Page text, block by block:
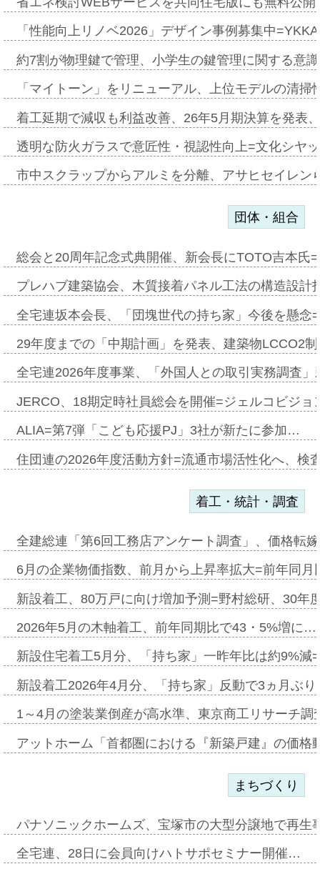
「性能向上リノベ2026」デザイン事例募集中
約7割が物理鍵で管理、小学生の鍵管理に関する意
「マイトーン」をリニューアル、上位モデルの清
着工延期で減収も利益改善、26年5月期決算を発表
透明な防火ガラスで意匠性・視認性向上=文化シヤ
市中スクラップからアルミを分離、アサヒセイレ
団体・組合
総会と20周年記念式典開催、新会長にTOTO吉本氏
プレハブ建築協会、木質接着パネル工法の構造設
全宅連坂本会長、「団塊世代の持ち家」今後を懸
29年度までの「中期計画」を発表、建築物LCCO2
全宅連2026年度事業、「外国人との取引実務調査
JERCO、18期定時社員総会を開催=ジェルコビジ
ALIA=第7弾「こども応援PJ」3社が新たに参加…
住団連の2026年度活動方針=流通市場活性化へ、検
着工・統計・調査
全建総連「第6回工務店アンケート調査」、価格転
6月の企業物価指数、前月から上昇率拡大=前年同
新設着工、80万戸に向け増加予測=野村総研、30年
2026年5月の木軸着工、前年同期比で43・5%増に…
新設住宅着工5月分、「持ち家」一昨年比は約9%
新設着工2026年4月分、「持ち家」反動で3ヵ月ぶ
1～4月の塗装業倒産が高水準、東京商工リサーチ
アットホーム「首都圏における『新築戸建』の価
まちづくり
パナソニックホームズ、宝塚市の大型分譲地で再
全宅連、28日に会員向けハトサポセミナー開催…